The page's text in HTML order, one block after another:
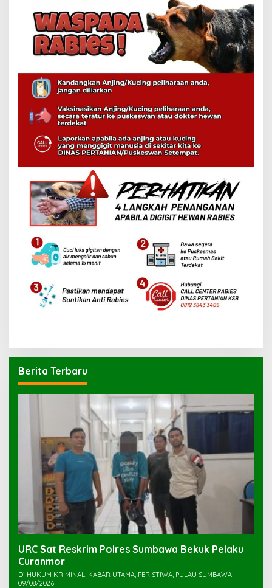
Berita Terbaru
URC Sat Reskrim Polres Sumbawa Bekuk Pelaku
Di HUKUM KRIMINAL, KABAR UTAMA, PERISTIWA, PULAU SUMBAWA
09/08/2026